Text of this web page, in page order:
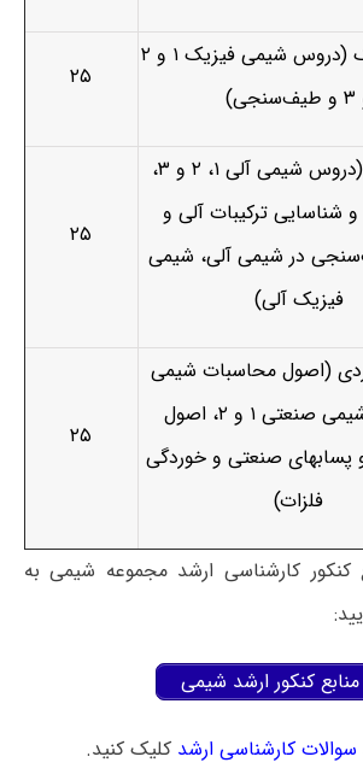
شیمی فیزیک (دروس شیمی فیزیک ۱ و ۲
۲۵
شیمی آلی (دروس شیمی آلی ۱، ۲ و ۳،
شناسایی ترکیبات آلی و
در شیمی آلی، شیمی
فیزیک آلی)
۲۵
(اصول محاسبات شیمی
صنعتی، شیمی صنعتی ۱ و ۲، اصول
پساب­های صنعتی و خوردگی
فلزات)
۲۵
کنکور کارشناسی ارشد مجموعه شیمی به
منابع کنکور ارشد شیمی
سوالات کارشناسی ارشد کلیک کنید.